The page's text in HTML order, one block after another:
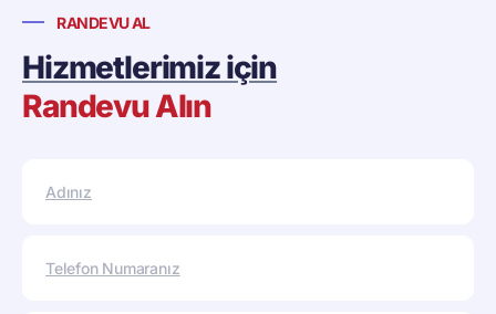
RANDEVU AL
Hizmetlerimiz için
Randevu Alın